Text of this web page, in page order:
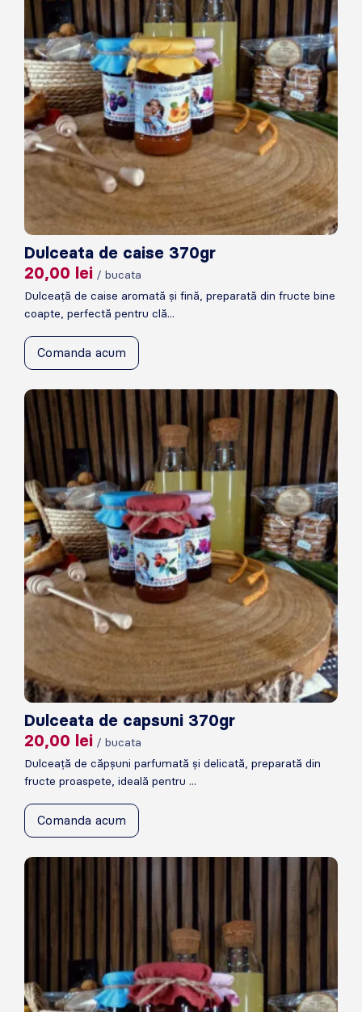
Dulceata de caise 370gr
20,00 lei / bucata
Dulceață de caise aromată și fină, preparată din fructe bine
coapte, perfectă pentru clă...
Comanda acum
Dulceata de capsuni 370gr
20,00 lei / bucata
Dulceață de căpșuni parfumată și delicată, preparată din
fructe proaspete, ideală pentru ...
Comanda acum